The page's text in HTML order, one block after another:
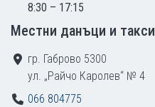
8:30 – 17:15
Местни данъци и такси
гр. Габрово 5300
ул. „Райчо Каролев“ № 4
066 804775